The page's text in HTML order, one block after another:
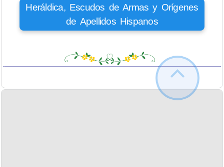
Heráldica, Escudos de Armas y Orígenes
de Apellidos Hispanos